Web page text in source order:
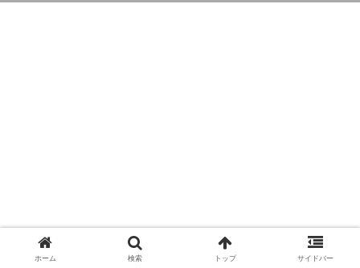
ホーム 検索 トップ サイドバー